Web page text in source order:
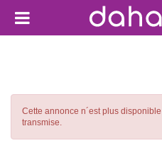
Cette annonce n´est plus
transmise.